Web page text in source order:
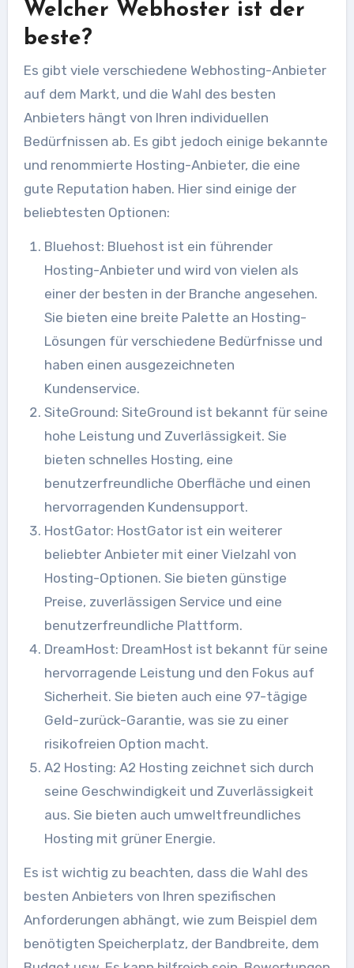
Welcher Webhoster ist der
beste?
Es gibt viele verschiedene Webhosting-Anbieter
auf dem Markt, und die Wahl des besten
Anbieters hängt von Ihren individuellen
Bedürfnissen ab. Es gibt jedoch einige bekannte
und renommierte Hosting-Anbieter, die eine
gute Reputation haben. Hier sind einige der
beliebtesten Optionen:
Bluehost: Bluehost ist ein führender
Hosting-Anbieter und wird von vielen als
einer der besten in der Branche angesehen.
Sie bieten eine breite Palette an Hosting-
Lösungen für verschiedene Bedürfnisse und
haben einen ausgezeichneten
Kundenservice.
SiteGround: SiteGround ist bekannt für seine
hohe Leistung und Zuverlässigkeit. Sie
bieten schnelles Hosting, eine
benutzerfreundliche Oberfläche und einen
hervorragenden Kundensupport.
HostGator: HostGator ist ein weiterer
beliebter Anbieter mit einer Vielzahl von
Hosting-Optionen. Sie bieten günstige
Preise, zuverlässigen Service und eine
benutzerfreundliche Plattform.
DreamHost: DreamHost ist bekannt für seine
hervorragende Leistung und den Fokus auf
Sicherheit. Sie bieten auch eine 97-tägige
Geld-zurück-Garantie, was sie zu einer
risikofreien Option macht.
A2 Hosting: A2 Hosting zeichnet sich durch
seine Geschwindigkeit und Zuverlässigkeit
aus. Sie bieten auch umweltfreundliches
Hosting mit grüner Energie.
Es ist wichtig zu beachten, dass die Wahl des
besten Anbieters von Ihren spezifischen
Anforderungen abhängt, wie zum Beispiel dem
benötigten Speicherplatz, der Bandbreite, dem